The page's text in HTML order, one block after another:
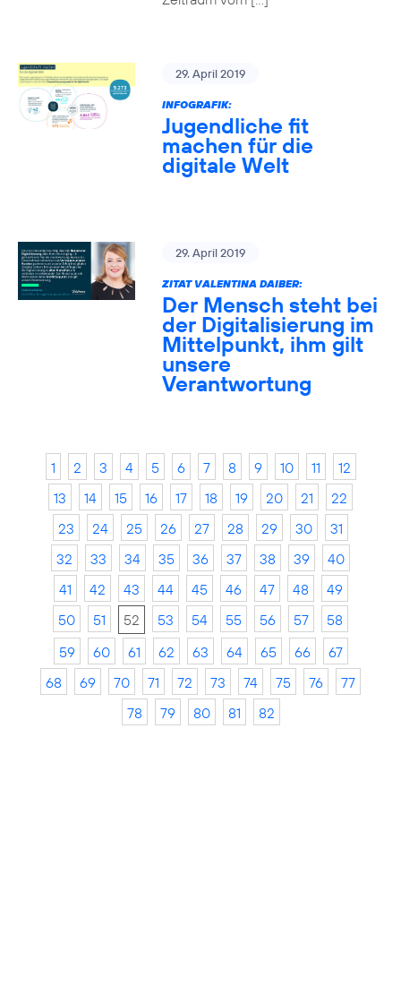
29. April 2019
INFOGRAFIK:
Jugendliche fit
machen für die
digitale Welt
29. April 2019
ZITAT VALENTINA DAIBER:
Der Mensch steht bei
der Digitalisierung im
Mittelpunkt, ihm gilt
unsere
Verantwortung
1 2 3 4 5 6 7 8 9 10 11
12
13
14 15 16 17 18 19 20 21
22
23
24 25 26 27 28 29 30
31
32
33 34 35 36 37 38 39
40
41
42 43 44 45 46 47 48
49
50
51 52 53 54 55 56 57
58
59
60 61 62 63 64 65 66
67
68
69 70 71 72 73 74 75 76
77
78
79 80 81 82